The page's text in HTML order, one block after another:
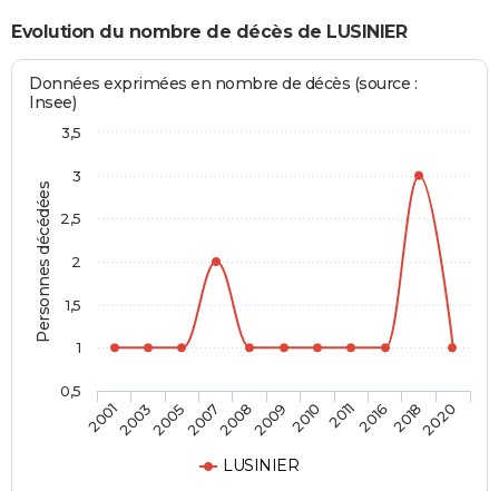
Evolution du nombre de décès de LUSINIER
Personnes décédées
Données exprimées en nombre de décès (source :
Insee)
LUSINIER
2001200320052007200820092010 2011201620182020
0,5
1
1,5
2
2,5
3
3,5